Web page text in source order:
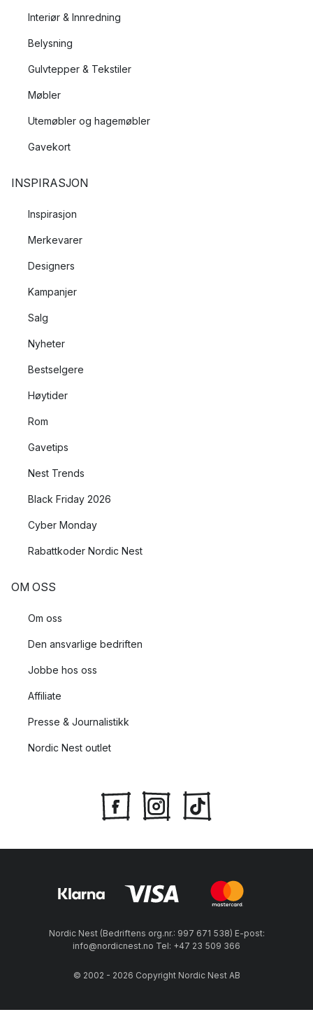
Interiør & Innredning
Belysning
Gulvtepper & Tekstiler
Møbler
Utemøbler og hagemøbler
Gavekort
INSPIRASJON
Inspirasjon
Merkevarer
Designers
Kampanjer
Salg
Nyheter
Bestselgere
Høytider
Rom
Gavetips
Nest Trends
Black Friday 2026
Cyber Monday
Rabattkoder Nordic Nest
OM OSS
Om oss
Den ansvarlige bedriften
Jobbe hos oss
Affiliate
Presse & Journalistikk
Nordic Nest outlet
Nordic Nest (Bedriftens org.nr.: 997 671 538) E-post:
info@nordicnest.no Tel: +47 23 509 366
© 2002 - 2026 Copyright Nordic Nest AB